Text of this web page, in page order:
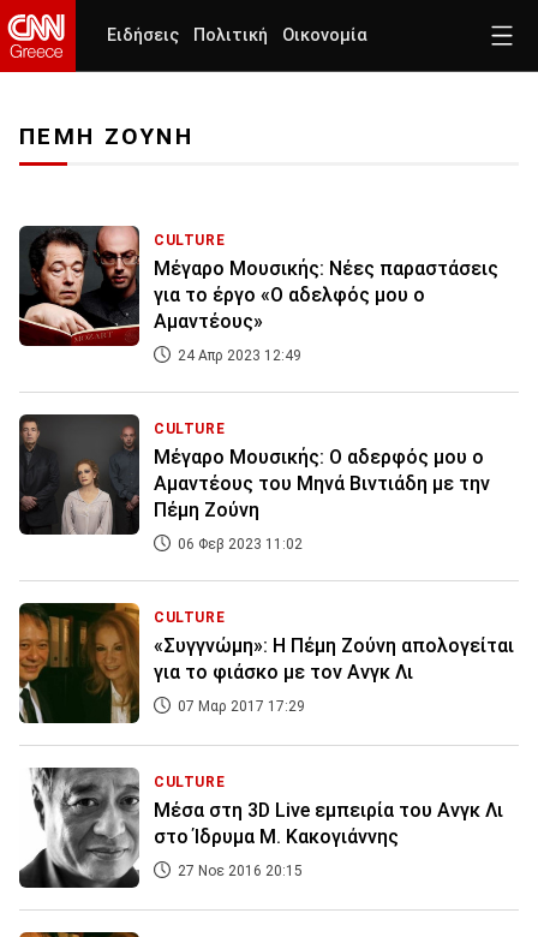
Ειδήσεις Πολιτική Οικονομία
ΠΕΜΗ ΖΟΥΝΗ
CULTURE
Μέγαρο Μουσικής: Νέες παραστάσεις
για το έργο «Ο αδελφός μου ο
Αμαντέους»
24 Απρ 2023 12:49
CULTURE
Μέγαρο Μουσικής: Ο αδερφός μου ο
Αμαντέους του Μηνά Βιντιάδη με την
Πέμη Ζούνη
06 Φεβ 2023 11:02
CULTURE
«Συγγνώμη»: Η Πέμη Ζούνη απολογείται
για το φιάσκο με τον Ανγκ Λι
07 Μαρ 2017 17:29
CULTURE
Μέσα στη 3D Live εμπειρία του Ανγκ Λι
στο Ίδρυμα Μ. Κακογιάννης
27 Νοε 2016 20:15